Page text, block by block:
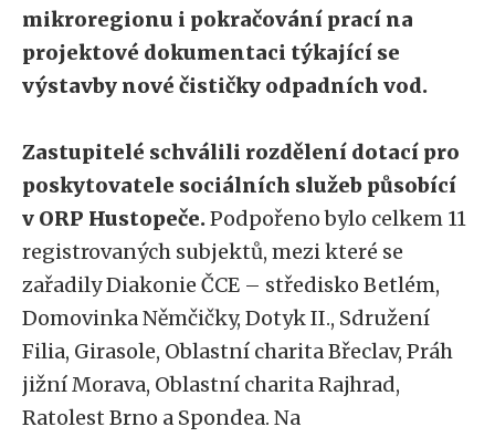
mikroregionu i pokračování prací na
projektové dokumentaci týkající se
výstavby nové čističky odpadních vod.
Zastupitelé schválili rozdělení dotací pro
poskytovatele sociálních služeb působící
v ORP Hustopeče.Podpořeno bylo celkem 11
registrovaných subjektů, mezi které se
zařadily Diakonie ČCE – středisko Betlém,
Domovinka Němčičky, Dotyk II., Sdružení
Filia, Girasole, Oblastní charita Břeclav, Práh
jižní Morava, Oblastní charita Rajhrad,
Ratolest Brno a Spondea. Na